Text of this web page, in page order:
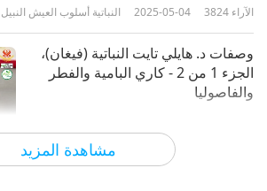
مشاهدة المزيد
النباتية أسلوب العيش النبيل 2025-05-04 3824 الآراء
وصفات د. هايلي تايت النباتية (فيغان)،
الجزء 1 من 2 - كاري البامية والفطر
والفاصوليا
النباتية أسلوب العيش النبيل 2025-04-25